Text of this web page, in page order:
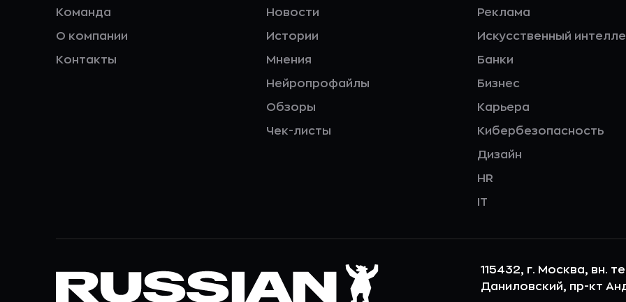
Команда
О компании
Контакты
Новости
Истории
Мнения
Нейропрофайлы
Обзоры
Чек-листы
Реклама
Искусственный
Банки
Бизнес
Карьера
Кибербезопасность
Дизайн
HR
IT
115432, г. Москва, вн.
Даниловский, пр-кт